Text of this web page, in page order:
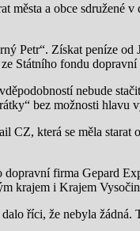
města a obce
Petr“. Získat peníze
Státního fondu
nebude
bez možnosti hlavu
která se měla
firma Gepard
krajem i Krajem
říci, že nebyla